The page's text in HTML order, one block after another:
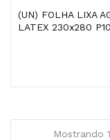
(UN) FOLHA LIXA AGUA
LATEX 230x280
Mostrando